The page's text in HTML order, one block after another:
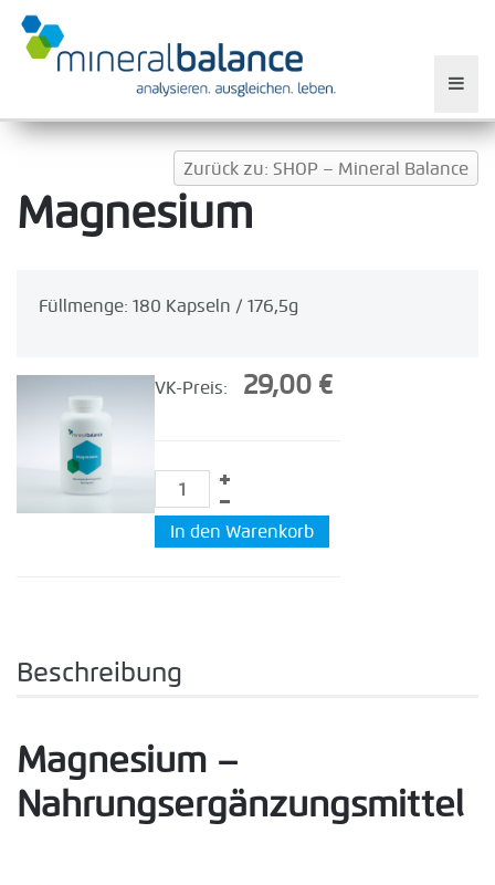
Zurück zu: SHOP – Mineral Balance
Magnesium
Füllmenge: 180 Kapseln / 176,5g
VK-Preis: 29,00 €
Beschreibung
Magnesium –
Nahrungsergänzungsmittel